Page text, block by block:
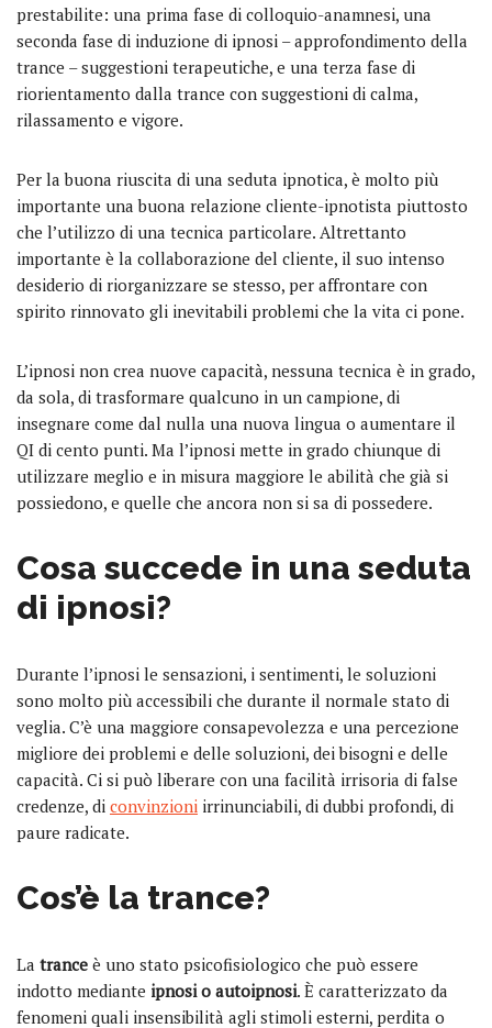
prestabilite: una prima fase di colloquio-anamnesi, una
seconda fase di induzione di ipnosi – approfondimento della
trance – suggestioni terapeutiche, e una terza fase di
riorientamento dalla trance con suggestioni di calma,
rilassamento e vigore.
Per la buona riuscita di una seduta ipnotica, è molto più
importante una buona relazione cliente-ipnotista piuttosto
che l’utilizzo di una tecnica particolare. Altrettanto
importante è la collaborazione del cliente, il suo intenso
desiderio di riorganizzare se stesso, per affrontare con
spirito rinnovato gli inevitabili problemi che la vita ci pone.
L’ipnosi non crea nuove capacità, nessuna tecnica è in grado,
da sola, di trasformare qualcuno in un campione, di
insegnare come dal nulla una nuova lingua o aumentare il
QI di cento punti. Ma l’ipnosi mette in grado chiunque di
utilizzare meglio e in misura maggiore le abilità che già si
possiedono, e quelle che ancora non si sa di possedere.
Cosa succede in una seduta
di ipnosi?
Durante l’ipnosi le sensazioni, i sentimenti, le soluzioni
sono molto più accessibili che durante il normale stato di
veglia. C’è una maggiore consapevolezza e una percezione
migliore dei problemi e delle soluzioni, dei bisogni e delle
capacità. Ci si può liberare con una facilità irrisoria di false
credenze, di convinzioni irrinunciabili, di dubbi profondi, di
paure radicate.
Cos’è la trance?
La trance è uno stato psicofisiologico che può essere
indotto mediante ipnosi o autoipnosi. È caratterizzato da
fenomeni quali insensibilità agli stimoli esterni, perdita o